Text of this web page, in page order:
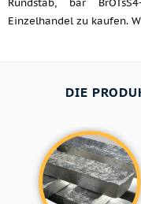
Rundstab, bar
Einzelhandel zu kaufen.
DIE